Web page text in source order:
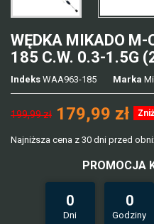
WĘDKA MIKADO M-
185 C.W. 0.3-1.5G
Indeks WAA963-185 Marka
199,99 zł 179,99 zł
Najniższa cena z 30 dni przed
PROMOCJA
0
Dni
0
Godziny